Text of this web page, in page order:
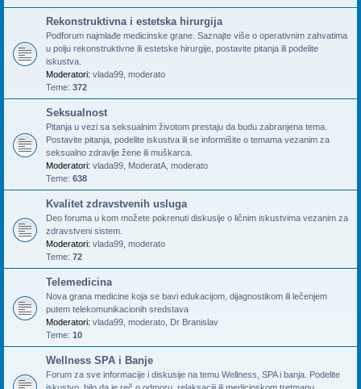
Rekonstruktivna i estetska hirurgija
Podforum najmlađe medicinske grane. Saznajte više o operativnim zahvatima
u polju rekonstruktivne ili estetske hirurgije, postavite pitanja ili podelite
iskustva.
Moderatori: vlada99 moderato
Teme: 372
Seksualnost
Pitanja u vezi sa seksualnim životom prestaju da budu zabranjena tema.
Postavite pitanja, podelite iskustva ili se informišite o temama vezanim za
seksualno zdravlje žene ili muškarca.
Moderatori: vlada99 ModeratA moderato
Teme: 638
Kvalitet zdravstvenih usluga
Deo foruma u kom možete pokrenuti diskusije o ličnim iskustvima vezanim za
zdravstveni sistem.
Moderatori: vlada99 moderato
Teme: 72
Telemedicina
Nova grana medicine koja se bavi edukacijom, dijagnostikom ili lečenjem
putem telekomunikacionih sredstava
Moderatori: vlada99 moderato Dr Branislav
Teme: 10
Wellness SPA i Banje
Forum za sve informacije i diskusije na temu Wellness, SPA i banja. Podelite